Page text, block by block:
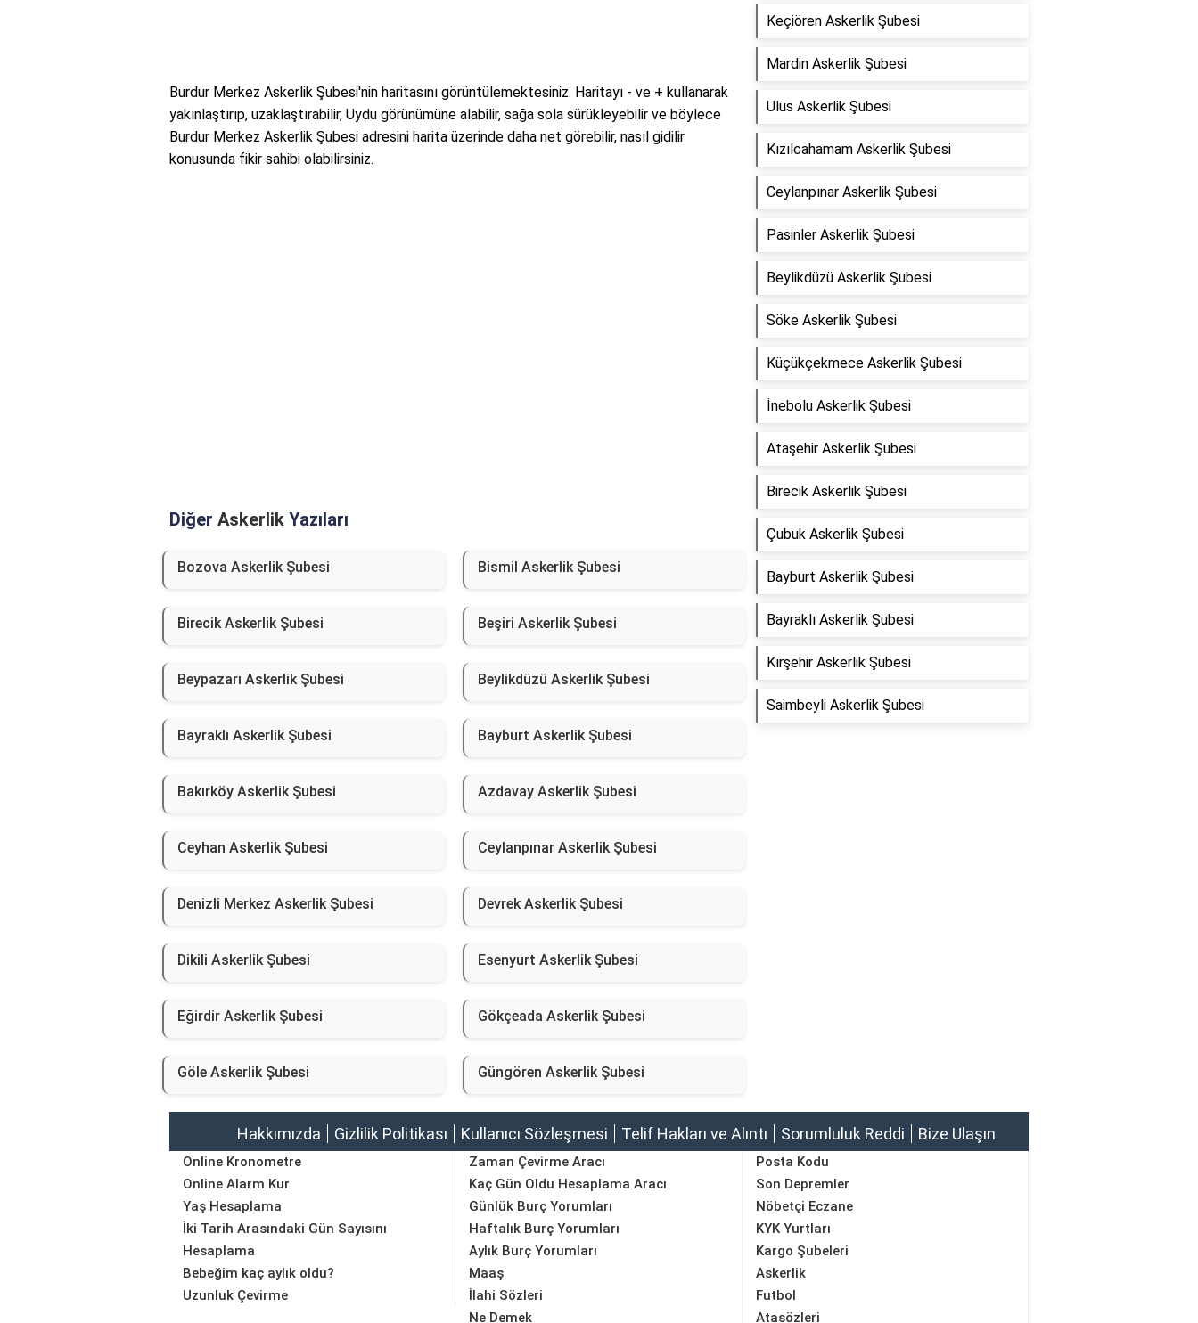
Burdur Merkez Askerlik Şubesi'nin haritasını görüntülemektesiniz. Haritayı - ve + kullanarak
yakınlaştırıp, uzaklaştırabilir, Uydu görünümüne alabilir, sağa sola sürükleyebilir ve böylece
Burdur Merkez Askerlik Şubesi adresini harita üzerinde daha net görebilir, nasıl gidilir
konusunda fikir sahibi olabilirsiniz.
Diğer Askerlik Yazıları
Bozova Askerlik Şubesi Bismil Askerlik Şubesi
Birecik Askerlik Şubesi Beşiri Askerlik Şubesi
Beypazarı Askerlik Şubesi Beylikdüzü Askerlik Şubesi
Bayraklı Askerlik Şubesi Bayburt Askerlik Şubesi
Bakırköy Askerlik Şubesi Azdavay Askerlik Şubesi
Ceyhan Askerlik Şubesi Ceylanpınar Askerlik Şubesi
Denizli Merkez Askerlik Şubesi Devrek Askerlik Şubesi
Dikili Askerlik Şubesi Esenyurt Askerlik Şubesi
Eğirdir Askerlik Şubesi Gökçeada Askerlik Şubesi
Göle Askerlik Şubesi Güngören Askerlik Şubesi
Keçiören Askerlik Şubesi
Mardin Askerlik Şubesi
Ulus Askerlik Şubesi
Kızılcahamam Askerlik Şubesi
Ceylanpınar Askerlik Şubesi
Pasinler Askerlik Şubesi
Beylikdüzü Askerlik Şubesi
Söke Askerlik Şubesi
Küçükçekmece Askerlik Şubesi
İnebolu Askerlik Şubesi
Ataşehir Askerlik Şubesi
Birecik Askerlik Şubesi
Çubuk Askerlik Şubesi
Bayburt Askerlik Şubesi
Bayraklı Askerlik Şubesi
Kırşehir Askerlik Şubesi
Saimbeyli Askerlik Şubesi
Hakkımızda Gizlilik Politikası Kullanıcı Sözleşmesi Telif Hakları ve Alıntı Sorumluluk Reddi Bize Ulaşın
Online Kronometre
Online Alarm Kur
Yaş Hesaplama
İki Tarih Arasındaki Gün Sayısını
Hesaplama
Bebeğim kaç aylık oldu?
Uzunluk Çevirme
Zaman Çevirme Aracı
Kaç Gün Oldu Hesaplama Aracı
Günlük Burç Yorumları
Haftalık Burç Yorumları
Aylık Burç Yorumları
Maaş
Posta Kodu
Son Depremler
Nöbetçi Eczane
KYK Yurtları
Kargo Şubeleri
Askerlik
İlahi Sözleri
Ne Demek
Futbol
Atasözleri